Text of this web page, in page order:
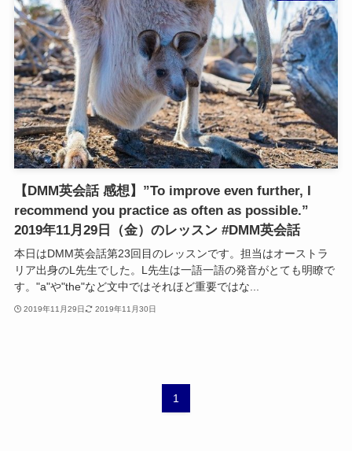
【DMM英会話 感想】”To improve even further, I
recommend you practice as often as possible.”
2019年11月29日（金）のレッスン #DMM英会話
本日はDMM英会話第23回目のレッスンです。担当はオーストラ
リア出身のL先生でした。L先生は一語一語の発音がとても明瞭で
す。"a"や"the"など文中ではそれほど重要ではな...
2019年11月29日 2019年11月30日
1